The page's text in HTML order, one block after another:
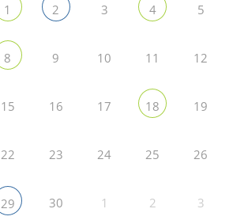
1 2 3 4 5
8 9 10 11 12
15 16 17 18 19
22 23 24 25 26
29 30 1 2 3